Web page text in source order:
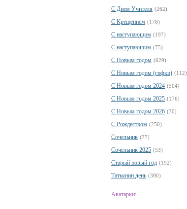
С Днем Учителя (262)
С Крещением (178)
С наступающим (197)
С наступающим (75)
С Новым годом (629)
С Новым годом (гифки) (112)
С Новым годом 2024 (504)
С Новым годом 2025 (176)
С Новым годом 2026 (30)
С Рождеством (250)
Сочельник (77)
Сочельник 2025 (53)
Старый новый год (192)
Татьянин день (390)
Аватарки: